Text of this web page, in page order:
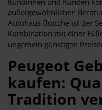
außergewöhnlichen
Autohaus Böttche ist der
Kombination mit einer
ungemein günstigen
Peugeot
kaufen:
Tradition